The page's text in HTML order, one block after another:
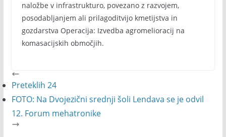
naložbe v infrastrukturo, povezano z razvojem,
posodabljanjem ali prilagoditvijo kmetijstva in
gozdarstva Operacija: Izvedba agromelioracij na
komasacijskih območjih.
Preteklih 24
FOTO: Na Dvojezični srednji šoli Lendava se je odvil
12. Forum mehatronike